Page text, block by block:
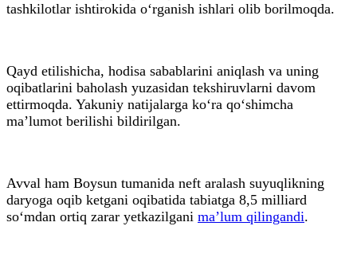
tashkilotlar ishtirokida o‘rganish ishlari olib borilmoqda.
Qayd etilishicha, hodisa sabablarini aniqlash va uning
oqibatlarini baholash yuzasidan tekshiruvlarni davom
ettirmoqda. Yakuniy natijalarga ko‘ra qo‘shimcha
ma’lumot berilishi bildirilgan.
Avval ham Boysun tumanida neft aralash suyuqlikning
daryoga oqib ketgani oqibatida tabiatga 8,5 milliard
so‘mdan ortiq zarar yetkazilgani ma’lum qilingandi.